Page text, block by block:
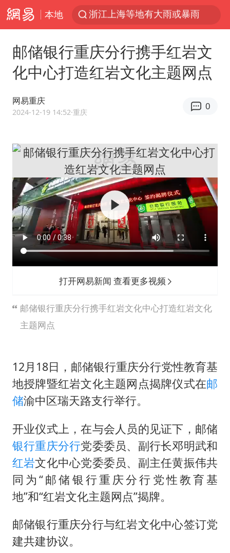
本地
《欢迎来龙餐馆》口碑
香港正式允许“拒绝抢救”
“不怕六爷挂得多 就怕六爷挂一颗”
直击东北超：哈尔滨vs通辽
香港宏福苑火灾或由烟头引起
几元成本的AI广告导致千万市值蒸发
浙江台州《告全体市民书》
酒店回应车内过夜被收150元
白海豚将正面袭击贯穿浙江
商场现钱学森巨幅海报 负责人回应
乐享全民健身 共筑健康中国
邮储银行重庆分行携手红岩文
化中心打造红岩文化主题网点
网易重庆
2024-12-19 14:52·重庆
0
打开网易新闻 查看更多视频
邮储银行重庆分行携手红岩文化中心打造红岩文化
主题网点
12月18日，邮储银行重庆分行党性教育基
地授牌暨红岩文化主题网点揭牌仪式在邮
储渝中区瑞天路支行举行。
开业仪式上，在与会人员的见证下，邮储
银行重庆分行党委委员、副行长邓明武和
红岩文化中心党委委员、副主任黄振伟共
同为“邮储银行重庆分行党性教育基
地”和“红岩文化主题网点”揭牌。
邮储银行重庆分行与红岩文化中心签订党
建共建协议。